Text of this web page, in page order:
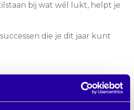
bij wat wél lukt, helpt je
die je dit jaar kunt
stap
wat je wilt? Of een plan